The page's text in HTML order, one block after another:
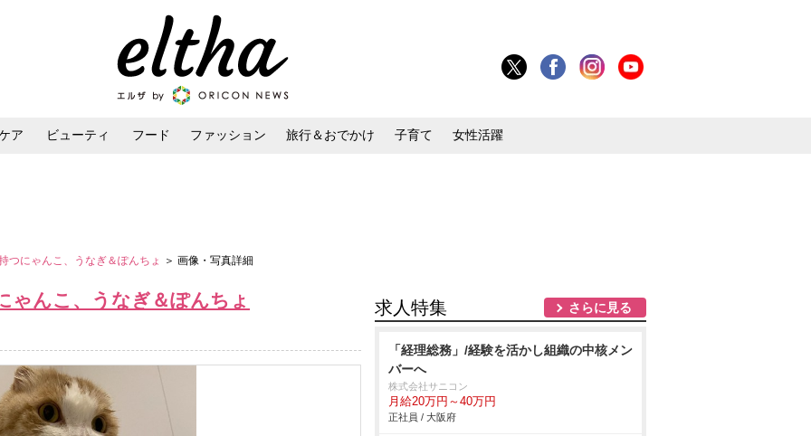
ア ビューティ フード ファッション 旅行＆おでかけ 子育て 女性活躍
つにゃんこ、うなぎ＆ぽんちょ ＞ 画像・写真詳細
ゃんこ、うなぎ＆ぽんちょ 求人特集 さらに見る
「経理総務」/経験を活かし組織の中核メン
バーへ
株式会社サニコン
月給20万円～40万円
正社員 / 大阪府